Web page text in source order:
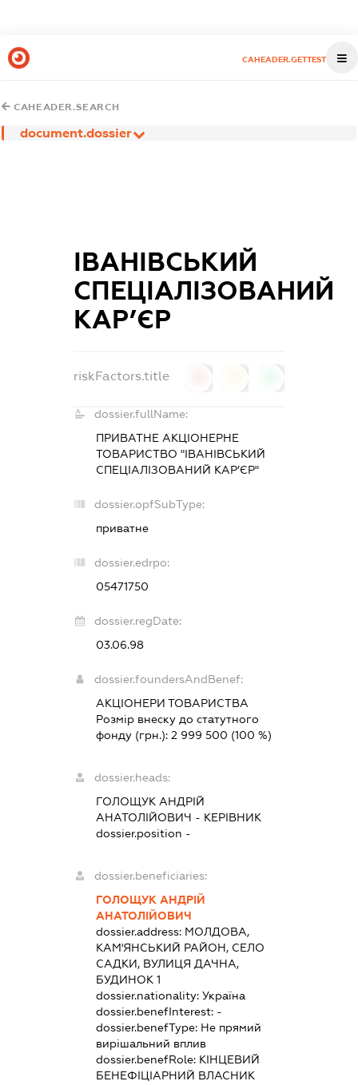
CAHEADER.GETTEST
CAHEADER.SEARCH
document.dossier
ІВАНІВСЬКИЙ
СПЕЦІАЛІЗОВАНИЙ
КАР’ЄР
riskFactors.title
dossier.fullName:
ПРИВАТНЕ АКЦІОНЕРНЕ
ТОВАРИСТВО "ІВАНІВСЬКИЙ
СПЕЦІАЛІЗОВАНИЙ КАР’ЄР"
dossier.opfSubType:
приватне
dossier.edrpo:
05471750
dossier.regDate:
03.06.98
dossier.foundersAndBenef:
АКЦІОНЕРИ ТОВАРИСТВА
Розмір внеску до статутного
фонду (грн.):2 999 500 (100 %)
dossier.heads:
ГОЛОЩУК АНДРІЙ
АНАТОЛІЙОВИЧ - КЕРІВНИК
dossier.position -
dossier.beneficiaries:
ГОЛОЩУК АНДРІЙ
АНАТОЛІЙОВИЧ
dossier.address: МОЛДОВА,
КАМ'ЯНСЬКИЙ РАЙОН, СЕЛО
САДКИ, ВУЛИЦЯ ДАЧНА,
БУДИНОК 1
dossier.nationality:Україна
dossier.benefInterest: -
dossier.benefType: Не прямий
вирішальний вплив
dossier.benefRole: КІНЦЕВИЙ
БЕНЕФІЦІАРНИЙ ВЛАСНИК